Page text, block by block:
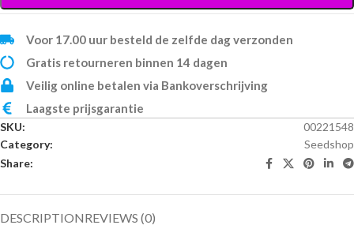
Voor 17.00 uur besteld de zelfde dag verzonden
Gratis retourneren binnen 14 dagen
Veilig online betalen via Bankoverschrijving
Laagste prijsgarantie
SKU:
00221548
Category:
Seedshop
Share:
DESCRIPTIONREVIEWS (0)